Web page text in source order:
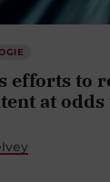
efforts to
at